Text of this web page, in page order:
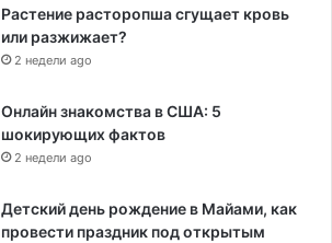
Растение расторопша сгущает кровь
или разжижает?
2 недели ago
Онлайн знакомства в США: 5
шокирующих фактов
2 недели ago
Детский день рождение в Майами, как
провести праздник под открытым